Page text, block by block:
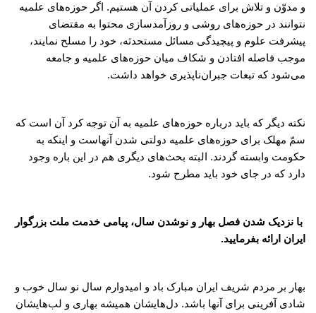
و مدوّن و تلاش برای عملیاتی کردن آن هستیم. اگر حوزه‌های علمیه
نتوانند در حوزه‌های روشی و روزآمد‌سازی محتوا به مقتضای
پیشرفت علوم و پیچیدگی مسائل مستحدثه، خود را مسلح نمایند،
موجب فاصله افتادن و شکاف میان حوزه‌های علمیه و جامعه
می‌شود که تبعات جبران‌ناپذیری خواهد داشت.
نکته دیگر که باید درباره حوزه‌های علمیه به آن توجه کرد آن است که
سمّ مهلک برای حوزه‌های علمیه دولتی شدن آنهاست و اینکه به
حکومت وابسته گردند. البته بحث‌های دیگری هم در این باره وجود
دارد که در جای خود باید مطرح شود.
با نزدیک شدن فصل بهار و نوشدن سال، پیامی خدمت ملت بزرگوار
ایران ارائه بفرمایید.
بهار بر مردم شریف ایران مبارک باد و امیدوارم سال نو سال خوب و
شادی آفرینی برای آنها باشد. دل‌هایشان همیشه بهاری و لب‌هایشان